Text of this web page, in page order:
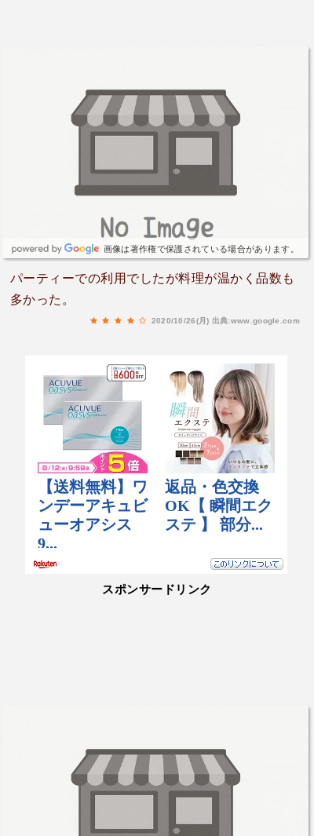
画像は著作権で保護されている場合があります。
パーティーでの利用でしたが料理が温かく品数も
多かった。
2020/10/26(月) 出典:www.google.com
スポンサードリンク